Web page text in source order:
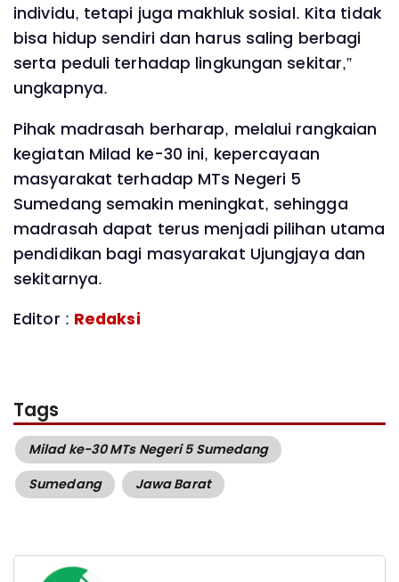
individu, tetapi juga makhluk sosial. Kita tidak
bisa hidup sendiri dan harus saling berbagi
serta peduli terhadap lingkungan sekitar,”
ungkapnya.
Pihak madrasah berharap, melalui rangkaian
kegiatan Milad ke-30 ini, kepercayaan
masyarakat terhadap MTs Negeri 5
Sumedang semakin meningkat, sehingga
madrasah dapat terus menjadi pilihan utama
pendidikan bagi masyarakat Ujungjaya dan
sekitarnya.
Editor : Redaksi
Tags
Milad ke-30 MTs Negeri 5 Sumedang
Sumedang
Jawa Barat